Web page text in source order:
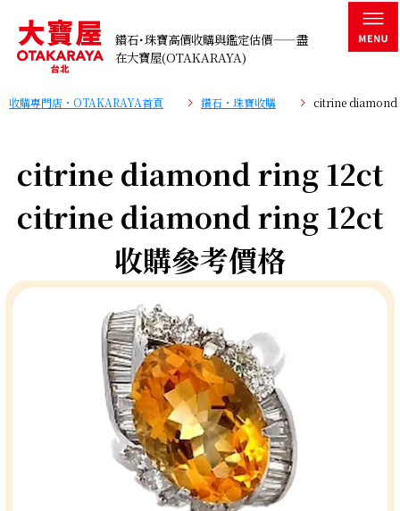
鑽石･珠寶高價收購與鑑定估價——盡
在大寶屋(OTAKARAYA)
收購專門店・OTAKARAYA首頁 鑽石・珠寶收購 citrine diamond
citrine diamond ring 12ct
citrine diamond ring 12ct
收購參考價格